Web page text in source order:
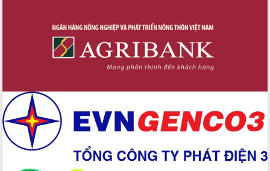
Ngày hội bầu cử đại biểu Quốc hội
khóa XVI và HĐND các cấp nhiệm kỳ
Đảm bảo cuộc bầu cử đại biểu Quốc
hội và đại biểu HĐND các cấp diễn ra
Thủ tướng Chính phủ Phạm Minh Chính
kiểm tra, chỉ đạo hoàn thành các dự
án cao tốc và thăm khu tái định cư tại
Đắk Lắk
Sôi nổi Hội đua ngựa truyền thống Gò
Thì Thùng mừng Xuân Bính Ngọ 2026